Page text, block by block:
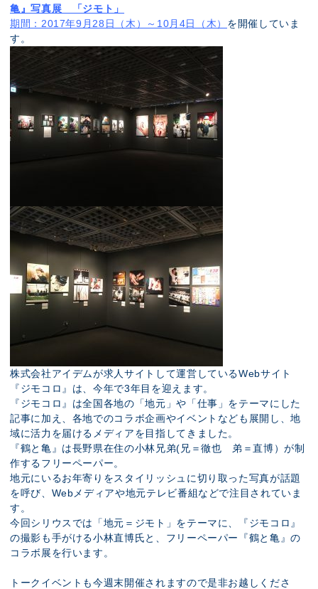
亀』写真展 「ジモト」
期間：2017年9月28日（木）～10月4日（木） を開催していま
す。
株式会社アイデムが求人サイトして運営しているWebサイト
『ジモコロ』は、今年で3年目を迎えます。
『ジモコロ』は全国各地の「地元」や「仕事」をテーマにした
記事に加え、各地でのコラボ企画やイベントなども展開し、地
域に活力を届けるメディアを目指してきました。
『鶴と亀』は長野県在住の小林兄弟(兄＝徹也 弟＝直博）が制
作するフリーペーパー。
地元にいるお年寄りをスタイリッシュに切り取った写真が話題
を呼び、Webメディアや地元テレビ番組などで注目されていま
す。
今回シリウスでは「地元＝ジモト」をテーマに、『ジモコロ』
の撮影も手がける小林直博氏と、フリーペーパー『鶴と亀』の
コラボ展を行います。
トークイベントも今週末開催されますので是非お越しくださ